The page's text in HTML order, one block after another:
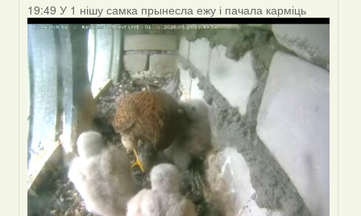
In
reply
by
nasta
19:49 У 1 нішу самка прынесла ежу і пачала карміць